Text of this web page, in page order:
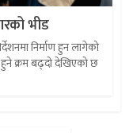
भीड
निर्माण हुन लागेको
हुने क्रम बढ्दो देखिएको छ